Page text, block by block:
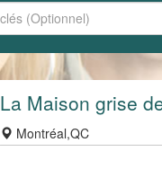
La Maison grise
Montréal,QC